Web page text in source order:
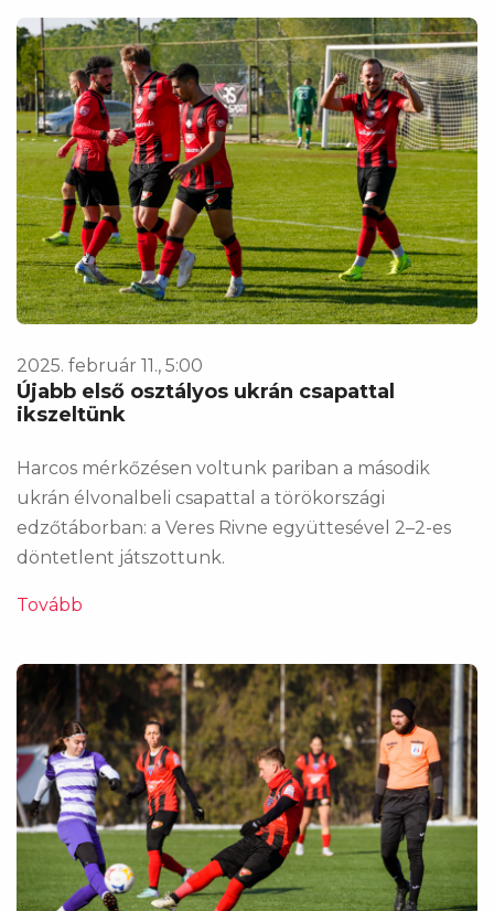
2025. február 11., 5:00
Újabb első osztályos ukrán csapattal
ikszeltünk
Harcos mérkőzésen voltunk pariban a második
ukrán élvonalbeli csapattal a törökországi
edzőtáborban: a Veres Rivne együttesével 2–2-es
döntetlent játszottunk.
Tovább